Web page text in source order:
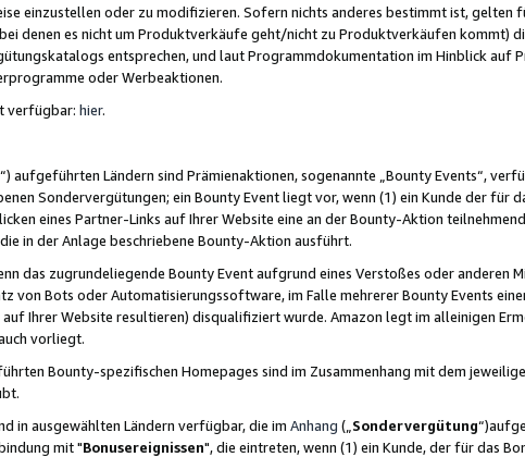
einzustellen oder zu modifizieren. Sofern nichts anderes bestimmt ist, gelten
denen es nicht um Produktverkäufe geht/nicht zu Produktverkäufen kommt)
entsprechen, und laut Programmdokumentation im Hinblick auf
oder Werbeaktionen.
verfügbar: hier.
“) aufgeführten Ländern sind Prämienaktionen, sogenannte „Bounty Events“,
Sondervergütungen; ein Bounty Event liegt vor, wenn (1) ein Kunde der für
eines Partner-Links auf Ihrer Website eine an der Bounty-Aktion
in der Anlage beschriebene Bounty-Aktion ausführt.
das zugrundeliegende Bounty Event aufgrund eines Verstoßes oder anderen
von Bots oder Automatisierungssoftware, im Falle mehrerer Bounty Events
Ihrer Website resultieren) disqualifiziert wurde. Amazon legt im alleinigen
vorliegt.
Bounty-spezifischen Homepages sind im Zusammenhang mit dem
in ausgewählten Ländern verfügbar, die im Anhang („ Sondervergütung
mit "Bonusereignissen", die eintreten, wenn (1) ein Kunde, der für das